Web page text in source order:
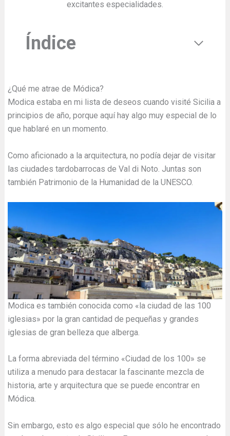
excitantes especialidades.
Índice
¿Qué me atrae de Módica?
Modica estaba en mi lista de deseos cuando visité Sicilia a
principios de año, porque aquí hay algo muy especial de lo
que hablaré en un momento.
Como aficionado a la arquitectura, no podía dejar de visitar
las ciudades tardobarrocas de Val di Noto. Juntas son
también Patrimonio de la Humanidad de la UNESCO.
Modica es también conocida como «la ciudad de las 100
iglesias» por la gran cantidad de pequeñas y grandes
iglesias de gran belleza que alberga.
La forma abreviada del término «Ciudad de los 100» se
utiliza a menudo para destacar la fascinante mezcla de
historia, arte y arquitectura que se puede encontrar en
Módica.
Sin embargo, esto es algo especial que sólo he encontrado